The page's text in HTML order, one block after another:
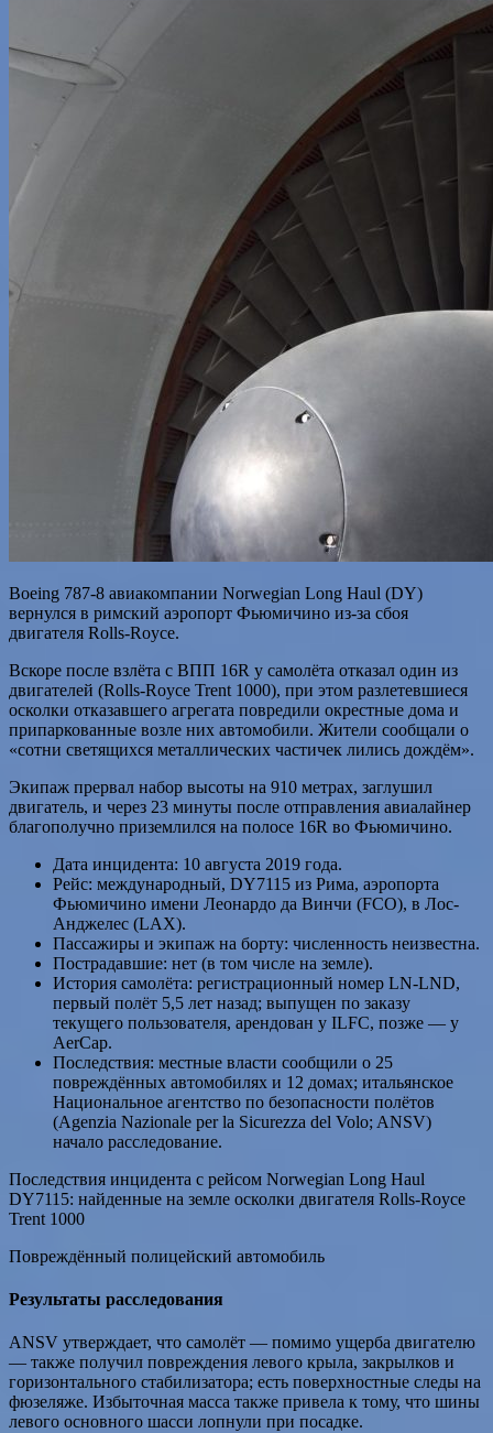
Boeing 787-8 авиакомпании Norwegian Long Haul (DY)
вернулся в римский аэропорт Фьюмичино из-за сбоя
двигателя Rolls-Royce.
Вскоре после взлёта с ВПП 16R у самолёта отказал один из
двигателей (Rolls-Royce Trent 1000), при этом разлетевшиеся
осколки отказавшего агрегата повредили окрестные дома и
припаркованные возле них автомобили. Жители сообщали о
«сотни светящихся металлических частичек лились дождём».
Экипаж прервал набор высоты на 910 метрах, заглушил
двигатель, и через 23 минуты после отправления авиалайнер
благополучно приземлился на полосе 16R во Фьюмичино.
Дата инцидента: 10 августа 2019 года.
Рейс: международный, DY7115 из Рима, аэропорта
Фьюмичино имени Леонардо да Винчи (FCO), в Лос-
Анджелес (LAX).
Пассажиры и экипаж на борту: численность неизвестна.
Пострадавшие: нет (в том числе на земле).
История самолёта: регистрационный номер LN-LND,
первый полёт 5,5 лет назад; выпущен по заказу
текущего пользователя, арендован у ILFC, позже — у
AerCap.
Последствия: местные власти сообщили о 25
повреждённых автомобилях и 12 домах; итальянское
Национальное агентство по безопасности полётов
(Agenzia Nazionale per la Sicurezza del Volo; ANSV)
начало расследование.
Последствия инцидента с рейсом Norwegian Long Haul
DY7115: найденные на земле осколки двигателя Rolls-Royce
Trent 1000
Повреждённый полицейский автомобиль
Результаты расследования
ANSV утверждает, что самолёт — помимо ущерба двигателю
— также получил повреждения левого крыла, закрылков и
горизонтального стабилизатора; есть поверхностные следы на
фюзеляже. Избыточная масса также привела к тому, что шины
левого основного шасси лопнули при посадке.